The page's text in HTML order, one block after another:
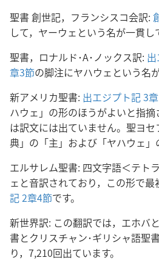
聖書 創世記，フランシスコ会訳:
して，ヤーウェという名が一貫し
聖書，ロナルド･A･ノックス訳:
章3節の脚注にヤハウェという名
新アメリカ聖書: 出エジプト記 3
ハウェ」の形のほうがよいと指
は訳文には出ていません。聖ヨ
典」の「主」および「ヤハウェ」
エルサレム聖書: 四文字語＜テト
ェと音訳されており，この形で
記 2章4節です。
新世界訳: この翻訳では，エホバ
書とクリスチャン･ギリシャ語聖
り，7,210回出ています。